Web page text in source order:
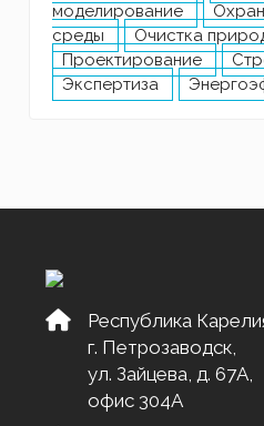
моделирование
среды
Очистка
Проектирование
Экспертиза
Республика
г. Петрозаводск,
ул. Зайцева, д. 67А,
офис 304А